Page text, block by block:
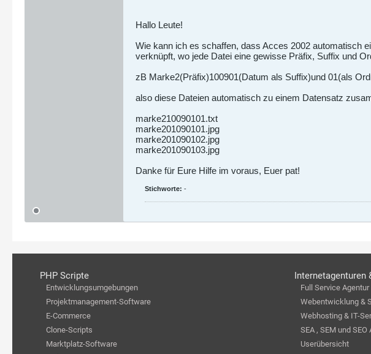
Hallo Leute!
Wie kann ich es schaffen, dass Acces 2002 automatisch
verknüpft, wo jede Datei eine gewisse Präfix, Suffix und
zB Marke2(Präfix)100901(Datum als Suffix)und 01(als
also diese Dateien automatisch zu einem Datensatz
marke210090101.txt
marke201090101.jpg
marke201090102.jpg
marke201090103.jpg
Danke für Eure Hilfe im voraus, Euer pat!
Stichworte: -
PHP Scripte
Entwicklungsumgebungen
Projektmanagement-Software
E-Commerce
Clone-Scripts
Marktplatz-Software
Internetagenturen
Full Service Agentur
Webentwicklung &
Webhosting & IT-
SEA , SEM und SEO
Userübersicht